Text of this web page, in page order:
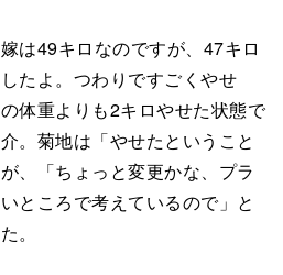
は49キロなのですが、47キロ
たよ。つわりですごくやせ
体重よりも2キロやせた状態で
。菊地は「やせたということ
、「ちょっと変更かな、プラ
ところで考えているので」と
。